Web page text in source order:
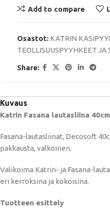
Add to compare
Osastot: KATRIN
TEOLLISUUSPYYHKEET JA
Share:
Kuvaus
Katrin Fasana lautasliina
Fasana-lautasliinat, Decosoft
pakkausta, valkoinen.
Valikoima Katrin- ja Fasana-
eri kerroksina ja kokoisina.
Tuotteen esittely